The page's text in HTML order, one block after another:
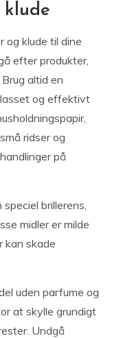
klude
og klude til dine
efter produkter,
altid en
og effektivt
ridser og
på
brillerens,
midler er milde
kan skade
uden parfume og
at skylle grundigt
Undgå